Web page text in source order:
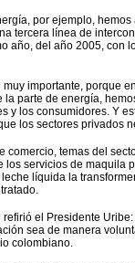
por ejemplo,
tercera línea de
año, del año 2005, con
importante, porque
la parte de energía,
y los consumidores. Y
los sectores privados
comercio, temas del
los servicios de
líquida la
el Presidente
sea de manera
colombiano.